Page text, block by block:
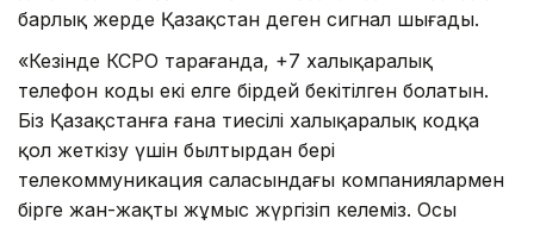
барлық жерде Қазақстан деген сигнал шығады.
«Кезінде КСРО тарағанда, +7 халықаралық
телефон коды екі елге бірдей бекітілген болатын.
Біз Қазақстанға ғана тиесілі халықаралық кодқа
қол жеткізу үшін былтырдан бері
телекоммуникация саласындағы компаниялармен
бірге жан-жақты жұмыс жүргізіп келеміз. Осы